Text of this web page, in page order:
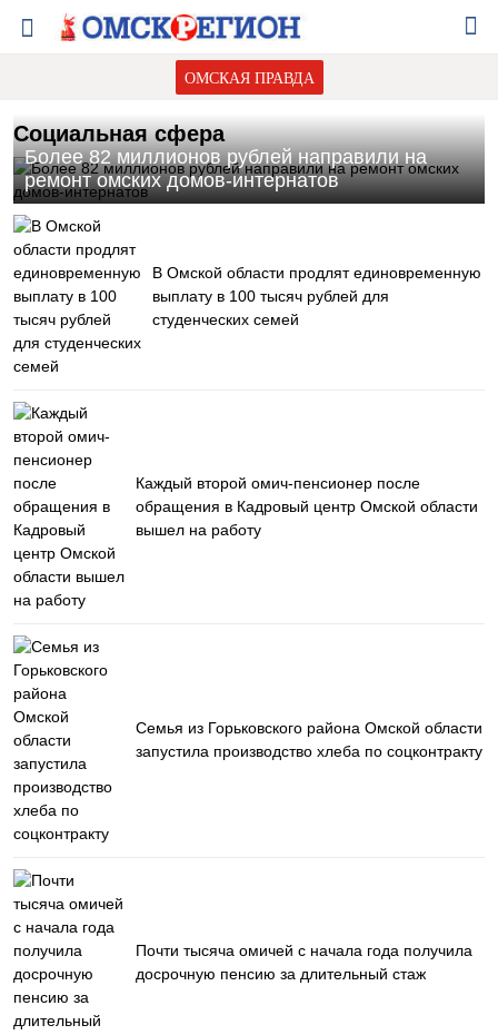
ОМСКАЯ ПРАВДА
Социальная сфера
Более 82 миллионов рублей направили на
ремонт омских домов-интернатов
В Омской области продлят единовременную
выплату в 100 тысяч рублей для
студенческих семей
Каждый второй омич-пенсионер после
обращения в Кадровый центр Омской области
вышел на работу
Семья из Горьковского района Омской области
запустила производство хлеба по соцконтракту
Почти тысяча омичей с начала года получила
досрочную пенсию за длительный стаж